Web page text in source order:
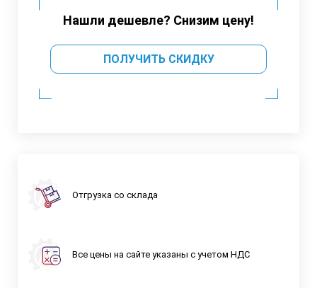
Нашли дешевле? Снизим цену!
ПОЛУЧИТЬ СКИДКУ
Отгрузка со склада
Все цены на сайте указаны с учетом НДС